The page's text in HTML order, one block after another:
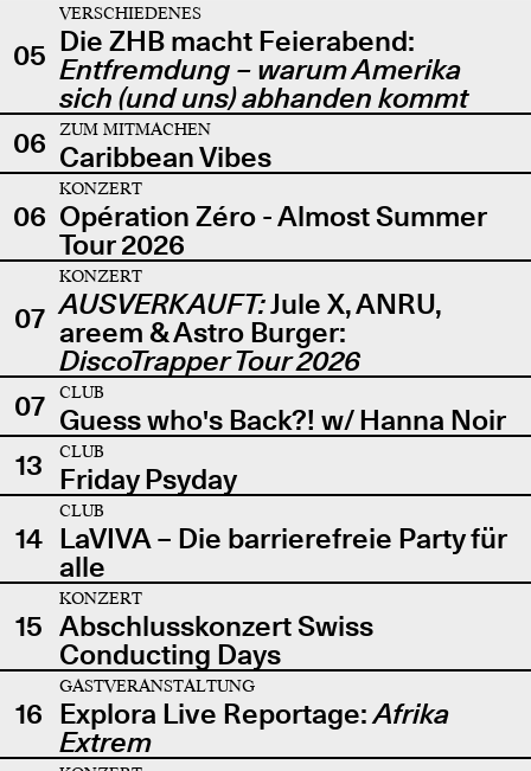
05
VERSCHIEDENES
Die ZHB macht Feierabend:
Entfremdung – warum Amerika
sich (und uns) abhanden kommt
06
ZUM MITMACHEN
Caribbean Vibes
06
KONZERT
Opération Zéro - Almost Summer
Tour 2026
07
KONZERT
AUSVERKAUFT:Jule X, ANRU,
areem & Astro Burger:
DiscoTrapper Tour 2026
07
CLUB
Guess who's Back?! w/ Hanna Noir
13
CLUB
Friday Psyday
14
CLUB
LaVIVA – Die barrierefreie Party für
alle
15
KONZERT
Abschlusskonzert Swiss
Conducting Days
16
GASTVERANSTALTUNG
Explora Live Reportage:Afrika
Extrem